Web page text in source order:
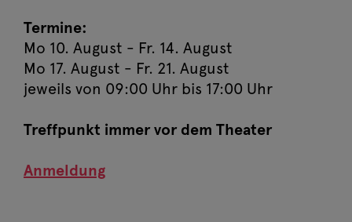
Termine:
Mo 10. August - Fr. 14. August
Mo 17. August - Fr. 21. August
jeweils von 09:00 Uhr bis 17:00 Uhr
Treffpunkt immer vor dem Theater
Anmeldung